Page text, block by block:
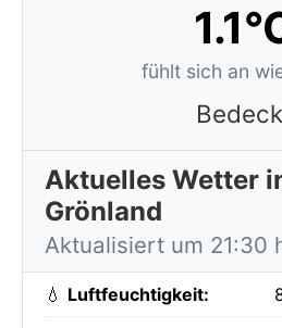
fühlt sich an
Aktuelles Wetter
Grönland
Aktualisiert um 21:30
💧 Luftfeuchtigkeit: